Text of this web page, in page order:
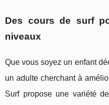
Des cours de surf
niveaux
Que vous soyez un enfant
un adulte cherchant à
Surf propose une variété de